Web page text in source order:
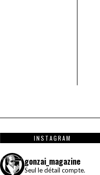
INSTAGRAM
gonzai_magazine
Seul le détail compte.